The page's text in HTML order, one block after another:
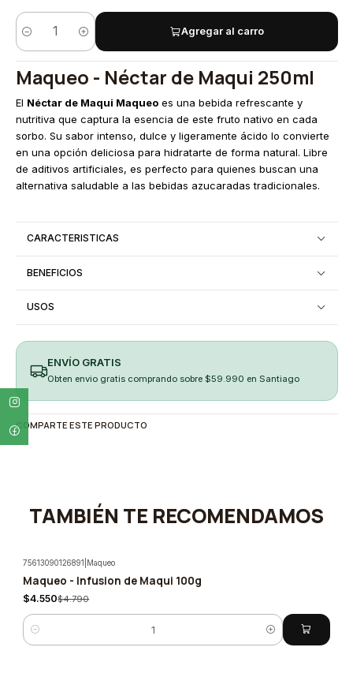
Cantidad
Agregar al carro
Maqueo - Néctar de Maqui 250ml
El Néctar de Maqui Maqueoes una bebida refrescante y
nutritiva que captura la esencia de este fruto nativo en cada
sorbo. Su sabor intenso, dulce y ligeramente ácido lo convierte
en una opción deliciosa para hidratarte de forma natural. Libre
de aditivos artificiales, es perfecto para quienes buscan una
alternativa saludable a las bebidas azucaradas tradicionales.
CARACTERISTICAS
BENEFICIOS
USOS
ENVÍO GRATIS
Obten envio gratis comprando sobre $59.990 en Santiago
COMPARTE ESTE PRODUCTO
TAMBIÉN TE RECOMENDAMOS
-5%
75613090126891 Maqueo
Maqueo - Infusion de Maqui 100g
$4.550$4.790
Cantidad